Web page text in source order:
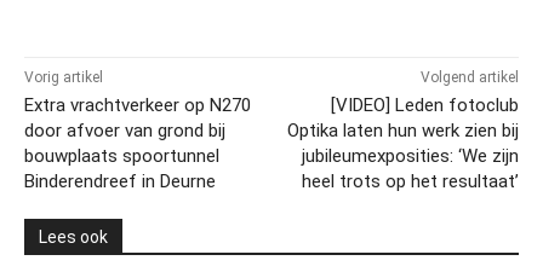
Vorig artikel
Extra vrachtverkeer op N270
door afvoer van grond bij
bouwplaats spoortunnel
Binderendreef in Deurne
Volgend artikel
[VIDEO] Leden fotoclub
Optika laten hun werk zien bij
jubileumexposities: ‘We zijn
heel trots op het resultaat’
Lees ook